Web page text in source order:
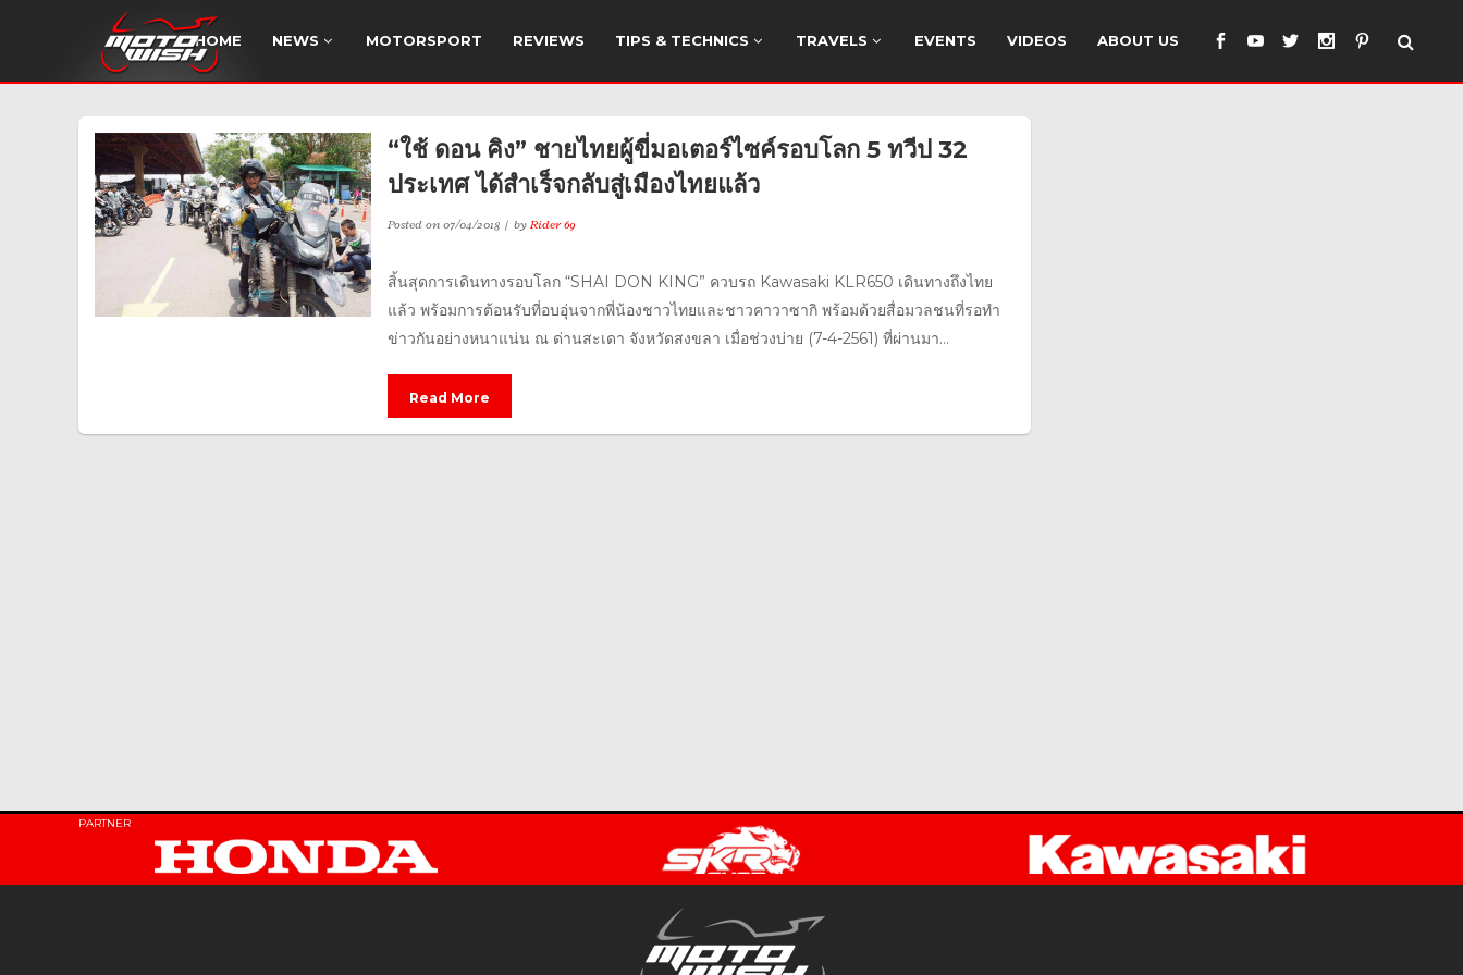
HOME NEWS MOTORSPORT REVIEWS TIPS & TECHNICS TRAVELS EVENTS VIDEOS ABOUT US
“ใช้ ดอน คิง” ชายไทยผู้ขี่มอเตอร์ไซค์รอบโลก 5 ทวีป 32
ประเทศ ได้สำเร็จกลับสู่เมืองไทยแล้ว
Posted on07/04/2018 byRider 69
สิ้นสุดการเดินทางรอบโลก “SHAI DON KING” ควบรถ Kawasaki KLR650 เดินทางถึงไทย
แล้ว พร้อมการต้อนรับที่อบอุ่นจากพี่น้องชาวไทยและชาวคาวาซากิ พร้อมด้วยสื่อมวลชนที่รอทำ
ข่าวกันอย่างหนาแน่น ณ ด่านสะเดา จังหวัดสงขลา เมื่อช่วงบ่าย (7-4-2561) ที่ผ่านมา...
Read More
PARTNER